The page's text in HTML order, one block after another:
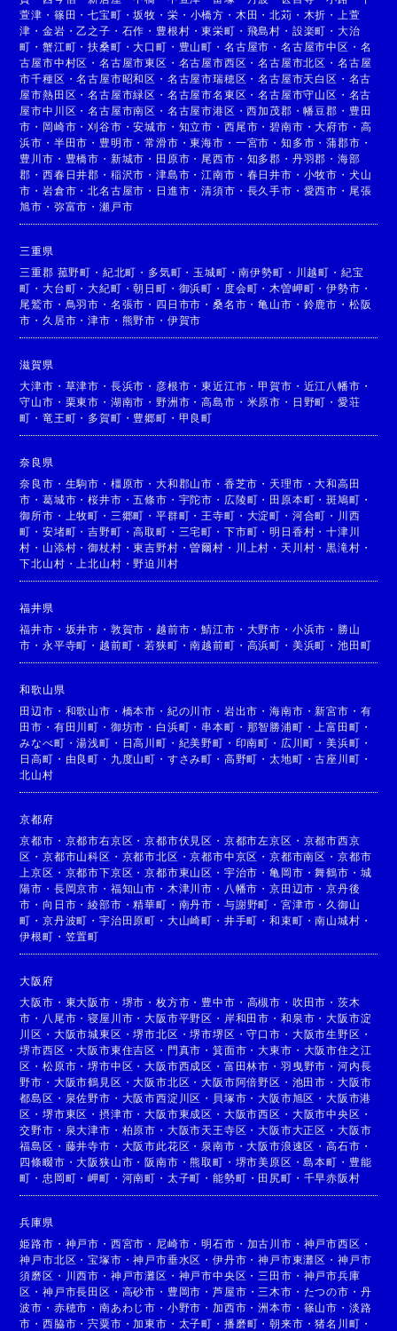
萱津 ・ 篠田 ・七宝町 ・坂牧 ・ 栄 ・ 小橋方 ・ 木田 ・北苅 ・ 木折 ・
上萱
津 ・金岩 ・乙之子 ・ 石作 ・ 豊根村 ・東栄町 ・ 飛島村 ・ 設楽町 ・ 大治
町 ・蟹江町 ・扶桑町 ・大口町 ・ 豊山町 ・ 名古屋市 ・ 名古屋市中区 ・ 名
古屋市中村区 ・名古屋市東区 ・ 名古屋市西区 ・名古屋市北区 ・ 名古屋
市千種区 ・名古屋市昭和区 ・ 名古屋市瑞穂区 ・名古屋市天白区 ・ 名古
屋市熱田区 ・名古屋市緑区 ・ 名古屋市名東区 ・名古屋市守山区 ・ 名古
屋市中川区 ・名古屋市南区 ・ 名古屋市港区 ・西加茂郡 ・幡豆郡 ・ 豊田
市 ・ 岡崎市 ・刈谷市 ・安城市 ・ 知立市 ・ 西尾市 ・碧南市 ・大府市 ・ 高
浜市 ・ 半田市 ・ 豊明市 ・常滑市 ・東海市 ・ 一宮市 ・ 知多市 ・蒲郡市 ・
豊川市 ・ 豊橋市 ・ 新城市 ・ 田原市 ・ 尾西市 ・ 知多郡 ・ 丹羽郡 ・ 海部
郡 ・西春日井郡 ・ 稲沢市 ・津島市 ・江南市 ・ 春日井市 ・ 小牧市 ・ 犬山
市 ・岩倉市 ・北名古屋市 ・ 日進市 ・清須市 ・ 長久手市 ・ 愛西市 ・ 尾張
旭市 ・ 弥富市 ・瀬戸市
三重県
三重郡 菰野町 ・ 紀北町 ・ 多気町 ・ 玉城町 ・南伊勢町 ・ 川越町 ・ 紀宝
町 ・大台町 ・大紀町 ・朝日町 ・ 御浜町 ・ 度会町 ・ 木曽岬町 ・伊勢市 ・
尾鷲市 ・ 鳥羽市 ・ 名張市 ・ 四日市市 ・桑名市 ・亀山市 ・ 鈴鹿市 ・ 松阪
市 ・ 久居市 ・津市 ・ 熊野市 ・ 伊賀市
滋賀県
大津市 ・ 草津市 ・ 長浜市 ・ 彦根市 ・東近江市 ・甲賀市 ・ 近江八幡市 ・
守山市 ・ 栗東市 ・ 湖南市 ・野洲市 ・高島市 ・ 米原市 ・ 日野町 ・ 愛荘
町 ・竜王町 ・ 多賀町 ・ 豊郷町 ・ 甲良町
奈良県
奈良市 ・ 生駒市 ・ 橿原市 ・大和郡山市 ・ 香芝市 ・ 天理市 ・大和高田
市 ・葛城市 ・桜井市 ・五條市 ・ 宇陀市 ・ 広陵町 ・ 田原本町 ・斑鳩町 ・
御所市 ・ 上牧町 ・ 三郷町 ・平群町 ・ 王寺町 ・ 大淀町 ・ 河合町 ・ 川西
町 ・安堵町 ・吉野町 ・高取町 ・ 三宅町 ・ 下市町 ・明日香村 ・十津川
村 ・ 山添村 ・御杖村 ・東吉野村 ・曽爾村 ・ 川上村 ・ 天川村 ・黒滝村 ・
下北山村 ・ 上北山村 ・野迫川村
福井県
福井市 ・ 坂井市 ・ 敦賀市 ・ 越前市 ・鯖江市 ・ 大野市 ・ 小浜市 ・ 勝山
市 ・永平寺町 ・ 越前町 ・若狭町 ・南越前町 ・ 高浜町 ・ 美浜町 ・ 池田町
和歌山県
田辺市 ・ 和歌山市 ・ 橋本市 ・ 紀の川市 ・ 岩出市 ・海南市 ・新宮市 ・ 有
田市 ・ 有田川町 ・ 御坊市 ・ 白浜町 ・ 串本町 ・ 那智勝浦町 ・ 上富田町 ・
みなべ町 ・湯浅町 ・ 日高川町 ・ 紀美野町 ・ 印南町 ・ 広川町 ・美浜町 ・
日高町 ・ 由良町 ・ 九度山町 ・ すさみ町 ・ 高野町 ・太地町 ・古座川町 ・
北山村
京都府
京都市 ・ 京都市右京区 ・京都市伏見区 ・ 京都市左京区 ・ 京都市西京
区 ・京都市山科区 ・ 京都市北区 ・京都市中京区 ・京都市南区 ・ 京都市
上京区 ・ 京都市下京区 ・京都市東山区 ・ 宇治市 ・亀岡市 ・舞鶴市 ・ 城
陽市 ・ 長岡京市 ・ 福知山市 ・ 木津川市 ・ 八幡市 ・京田辺市 ・京丹後
市 ・向日市 ・綾部市 ・精華町 ・ 南丹市 ・ 与謝野町 ・ 宮津市 ・ 久御山
町 ・京丹波町 ・宇治田原町 ・ 大山崎町 ・ 井手町 ・和束町 ・南山城村 ・
伊根町 ・ 笠置町
大阪府
大阪市 ・ 東大阪市 ・ 堺市 ・枚方市 ・ 豊中市 ・ 高槻市 ・ 吹田市 ・ 茨木
市 ・ 八尾市 ・寝屋川市 ・大阪市平野区 ・ 岸和田市 ・ 和泉市 ・大阪市淀
川区 ・ 大阪市城東区 ・堺市北区 ・堺市堺区 ・守口市 ・ 大阪市生野区 ・
堺市西区 ・大阪市東住吉区 ・ 門真市 ・箕面市 ・大東市 ・ 大阪市住之江
区 ・松原市 ・堺市中区 ・大阪市西成区 ・ 富田林市 ・ 羽曳野市 ・ 河内長
野市 ・ 大阪市鶴見区 ・大阪市北区 ・大阪市阿倍野区 ・ 池田市 ・ 大阪市
都島区 ・ 泉佐野市 ・ 大阪市西淀川区 ・ 貝塚市 ・大阪市旭区 ・大阪市港
区 ・堺市東区 ・摂津市 ・大阪市東成区 ・ 大阪市西区 ・ 大阪市中央区 ・
交野市 ・ 泉大津市 ・ 柏原市 ・ 大阪市天王寺区 ・大阪市大正区 ・ 大阪市
福島区 ・ 藤井寺市 ・ 大阪市此花区 ・ 泉南市 ・大阪市浪速区 ・高石市 ・
四條畷市 ・大阪狭山市 ・阪南市 ・熊取町 ・ 堺市美原区 ・島本町 ・ 豊能
町 ・ 忠岡町 ・岬町 ・ 河南町 ・ 太子町 ・能勢町 ・ 田尻町 ・ 千早赤阪村
兵庫県
姫路市 ・ 神戸市 ・ 西宮市 ・ 尼崎市 ・明石市 ・ 加古川市 ・ 神戸市西区 ・
神戸市北区 ・宝塚市 ・神戸市垂水区 ・伊丹市 ・神戸市東灘区 ・ 神戸市
須磨区 ・ 川西市 ・ 神戸市灘区 ・ 神戸市中央区 ・ 三田市 ・ 神戸市兵庫
区 ・神戸市長田区 ・ 高砂市 ・ 豊岡市 ・芦屋市 ・ 三木市 ・ たつの市 ・ 丹
波市 ・ 赤穂市 ・南あわじ市 ・ 小野市 ・加西市 ・洲本市 ・ 篠山市 ・ 淡路
市 ・西脇市 ・宍粟市 ・加東市 ・ 太子町 ・ 播磨町 ・朝来市 ・猪名川町 ・